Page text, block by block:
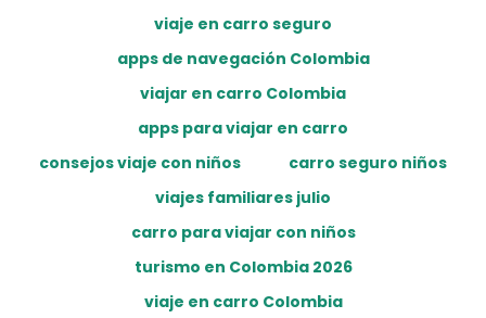
viaje en carro seguro
apps de navegación Colombia
viajar en carro Colombia
apps para viajar en carro
consejos viaje con niños
carro seguro niños
viajes familiares julio
carro para viajar con niños
turismo en Colombia 2026
viaje en carro Colombia